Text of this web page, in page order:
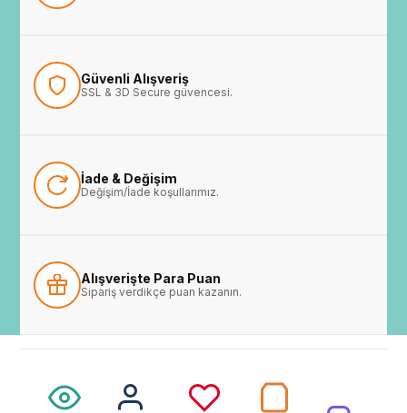
Güvenli Alışveriş
SSL & 3D Secure güvencesi.
İade & Değişim
Değişim/İade koşullarımız.
Alışverişte Para Puan
Sipariş verdikçe puan kazanın.